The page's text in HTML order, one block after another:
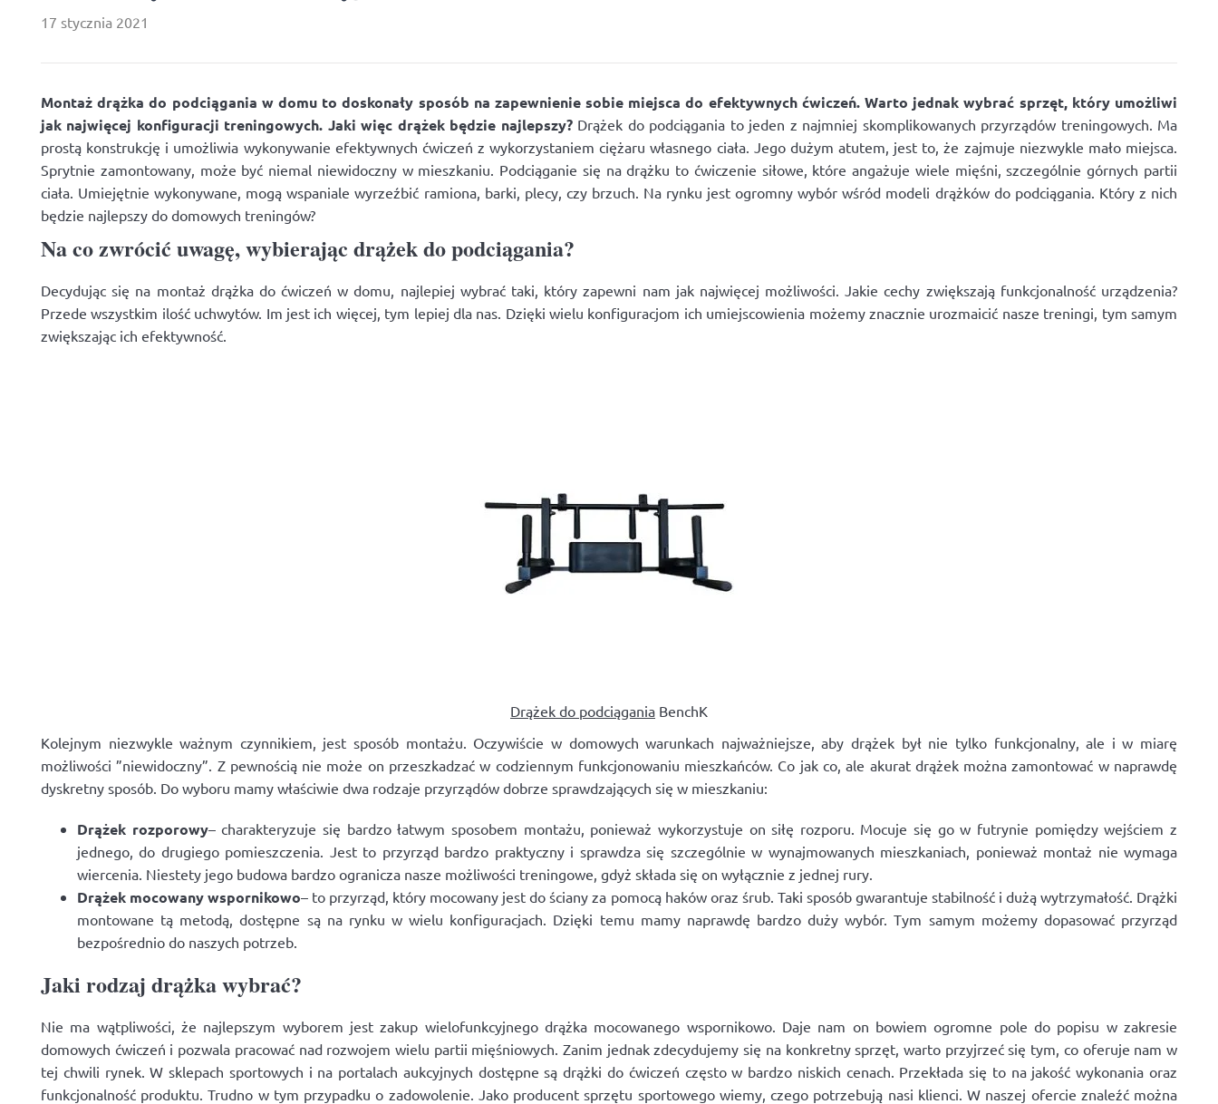
17 stycznia 2021
Montaż drążka do podciągania w domu to doskonały sposób na zapewnienie sobie miejsca do efektywnych ćwiczeń. Warto jednak wybrać sprzęt, który umożliwi
jak najwięcej konfiguracji treningowych. Jaki więc drążek będzie najlepszy?Drążek do podciągania to jeden z najmniej skomplikowanych przyrządów treningowych. Ma
prostą konstrukcję i umożliwia wykonywanie efektywnych ćwiczeń z wykorzystaniem ciężaru własnego ciała. Jego dużym atutem, jest to, że zajmuje niezwykle mało miejsca.
Sprytnie zamontowany, może być niemal niewidoczny w mieszkaniu. Podciąganie się na drążku to ćwiczenie siłowe, które angażuje wiele mięśni, szczególnie górnych partii
ciała. Umiejętnie wykonywane, mogą wspaniale wyrzeźbić ramiona, barki, plecy, czy brzuch. Na rynku jest ogromny wybór wśród modeli drążków do podciągania. Który z nich
będzie najlepszy do domowych treningów?
Na co zwrócić uwagę, wybierając drążek do podciągania?
Decydując się na montaż drążka do ćwiczeń w domu, najlepiej wybrać taki, który zapewni nam jak najwięcej możliwości. Jakie cechy zwiększają funkcjonalność urządzenia?
Przede wszystkim ilość uchwytów. Im jest ich więcej, tym lepiej dla nas. Dzięki wielu konfiguracjom ich umiejscowienia możemy znacznie urozmaicić nasze treningi, tym samym
zwiększając ich efektywność.
Drążek do podciągania BenchK
Kolejnym niezwykle ważnym czynnikiem, jest sposób montażu. Oczywiście w domowych warunkach najważniejsze, aby drążek był nie tylko funkcjonalny, ale i w miarę
możliwości ”niewidoczny”. Z pewnością nie może on przeszkadzać w codziennym funkcjonowaniu mieszkańców. Co jak co, ale akurat drążek można zamontować w naprawdę
dyskretny sposób. Do wyboru mamy właściwie dwa rodzaje przyrządów dobrze sprawdzających się w mieszkaniu:
Drążek rozporowy– charakteryzuje się bardzo łatwym sposobem montażu, ponieważ wykorzystuje on siłę rozporu. Mocuje się go w futrynie pomiędzy wejściem z
jednego, do drugiego pomieszczenia. Jest to przyrząd bardzo praktyczny i sprawdza się szczególnie w wynajmowanych mieszkaniach, ponieważ montaż nie wymaga
wiercenia. Niestety jego budowa bardzo ogranicza nasze możliwości treningowe, gdyż składa się on wyłącznie z jednej rury.
Drążek mocowany wspornikowo– to przyrząd, który mocowany jest do ściany za pomocą haków oraz śrub. Taki sposób gwarantuje stabilność i dużą wytrzymałość. Drążki
montowane tą metodą, dostępne są na rynku w wielu konfiguracjach. Dzięki temu mamy naprawdę bardzo duży wybór. Tym samym możemy dopasować przyrząd
bezpośrednio do naszych potrzeb.
Jaki rodzaj drążka wybrać?
Nie ma wątpliwości, że najlepszym wyborem jest zakup wielofunkcyjnego drążka mocowanego wspornikowo. Daje nam on bowiem ogromne pole do popisu w zakresie
domowych ćwiczeń i pozwala pracować nad rozwojem wielu partii mięśniowych. Zanim jednak zdecydujemy się na konkretny sprzęt, warto przyjrzeć się tym, co oferuje nam w
tej chwili rynek. W sklepach sportowych i na portalach aukcyjnych dostępne są drążki do ćwiczeń często w bardzo niskich cenach. Przekłada się to na jakość wykonania oraz
funkcjonalność produktu. Trudno w tym przypadku o zadowolenie. Jako producent sprzętu sportowego wiemy, czego potrzebują nasi klienci. W naszej ofercie znaleźć można